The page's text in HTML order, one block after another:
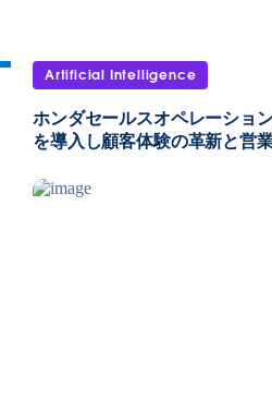
Artificial Intelligence
ホンダセールスオペレーショ
を導入し顧客体験の革新と営